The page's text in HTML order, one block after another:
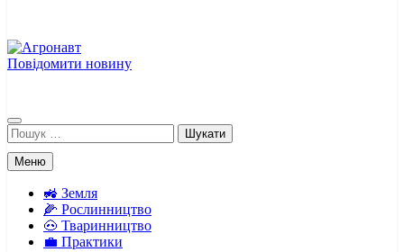
Повідомити новину
Пошук:
Меню
🚜 Земля
🌽 Рослинництво
🐽 Тваринництво
💼 Практики